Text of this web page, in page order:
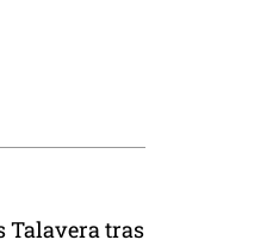
Talavera tras